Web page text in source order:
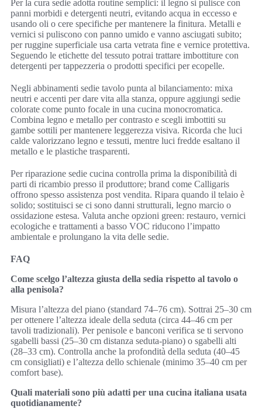
Per la cura sedie adotta routine semplici: il legno si pulisce con
panni morbidi e detergenti neutri, evitando acqua in eccesso e
usando oli o cere specifiche per mantenere la finitura. Metalli e
vernici si puliscono con panno umido e vanno asciugati subito;
per ruggine superficiale usa carta vetrata fine e vernice protettiva.
Seguendo le etichette del tessuto potrai trattare imbottiture con
detergenti per tappezzeria o prodotti specifici per ecopelle.
Negli abbinamenti sedie tavolo punta al bilanciamento: mixa
neutri e accenti per dare vita alla stanza, oppure aggiungi sedie
colorate come punto focale in una cucina monocromatica.
Combina legno e metallo per contrasto e scegli imbottiti su
gambe sottili per mantenere leggerezza visiva. Ricorda che luci
calde valorizzano legno e tessuti, mentre luci fredde esaltano il
metallo e le plastiche trasparenti.
Per riparazione sedie cucina controlla prima la disponibilità di
parti di ricambio presso il produttore; brand come Calligaris
offrono spesso assistenza post vendita. Ripara quando il telaio è
solido; sostituisci se ci sono danni strutturali, legno marcio o
ossidazione estesa. Valuta anche opzioni green: restauro, vernici
ecologiche e trattamenti a basso VOC riducono l’impatto
ambientale e prolungano la vita delle sedie.
FAQ
Come scelgo l’altezza giusta della sedia rispetto al tavolo o
alla penisola?
Misura l’altezza del piano (standard 74–76 cm). Sottrai 25–30 cm
per ottenere l’altezza ideale della seduta (circa 44–46 cm per
tavoli tradizionali). Per penisole e banconi verifica se ti servono
sgabelli bassi (25–30 cm distanza seduta-piano) o sgabelli alti
(28–33 cm). Controlla anche la profondità della seduta (40–45
cm consigliati) e l’altezza dello schienale (minimo 35–40 cm per
comfort base).
Quali materiali sono più adatti per una cucina italiana usata
quotidianamente?